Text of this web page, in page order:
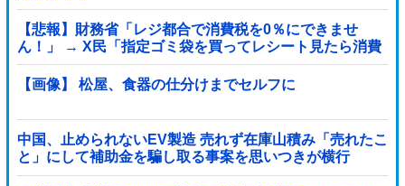
【悲報】財務省「レジ都合で消費税を0％にできませ
ん！」 → X民「指定ゴミ袋を買ってレシート見たら消費
税はゼロになるんだけど？」ｗｗｗｗｗｗｗｗｗｗｗｗ
ｗｗ
【画像】 松屋、食器の仕分けまでセルフに
中国、止められないEV製造 売れず在庫山積み「売れたこ
と」にして補助金を騙し取る事案を思いつきが横行